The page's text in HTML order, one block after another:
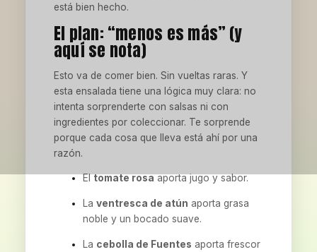
está bien hecho.
El plan: “menos es más” (y
aquí se nota)
Esto va de comer bien. Sin vueltas raras. Y
esta ensalada tiene una lógica muy clara: no
intenta sorprenderte con salsas ni con
ingredientes por coleccionar. Te sorprende
porque cada cosa que lleva está ahí por una
razón.
Eltomate rosaaporta jugo y sabor.
Laventresca de atún aporta grasa
noble y un bocado suave.
La cebolla de Fuentes aporta frescor